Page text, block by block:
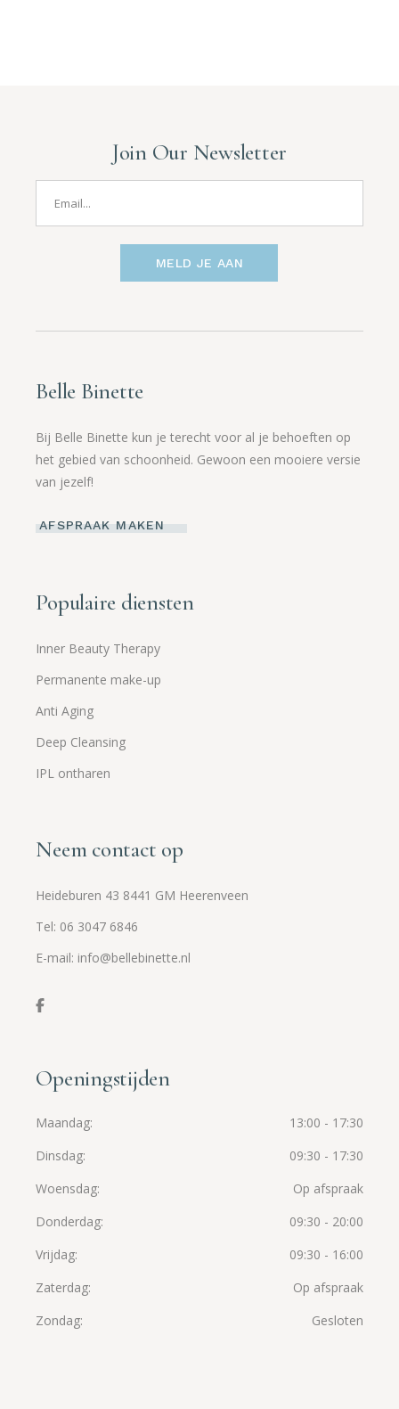
Join Our Newsletter
MELD JE AAN
Belle Binette
Bij Belle Binette kun je terecht voor al je behoeften op
het gebied van schoonheid. Gewoon een mooiere versie
van jezelf!
AFSPRAAK MAKEN
Populaire diensten
Inner Beauty Therapy
Permanente make-up
Anti Aging
Deep Cleansing
IPL ontharen
Neem contact op
Heideburen 43 8441 GM Heerenveen
Tel: 06 3047 6846
E-mail: info@bellebinette.nl
Openingstijden
Maandag
13:00 - 17:30
Dinsdag
09:30 - 17:30
Woensdag
Op afspraak
Donderdag
09:30 - 20:00
Vrijdag
09:30 - 16:00
Zaterdag
Op afspraak
Zondag
Gesloten